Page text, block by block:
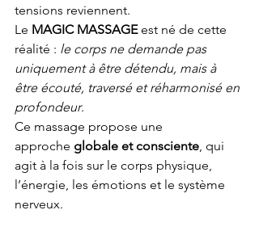
tensions reviennent.
Le MAGIC MASSAGE est né de cette
réalité : le corps ne demande pas
uniquement à être détendu, mais à
être écouté, traversé et réharmonisé en
profondeur.
Ce massage propose une
approche globale et consciente, qui
agit à la fois sur le corps physique,
l’énergie, les émotions et le système
nerveux.